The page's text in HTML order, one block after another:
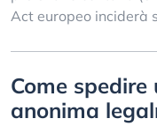
Act europeo inciderà
Come
anonima